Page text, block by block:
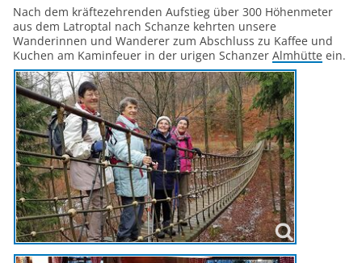
Nach dem kräftezehrenden Aufstieg über 300 Höhenmeter
aus dem Latroptal nach Schanze kehrten unsere
Wanderinnen und Wanderer zum Abschluss zu Kaffee und
Kuchen am Kaminfeuer in der urigen Schanzer Almhütte ein.